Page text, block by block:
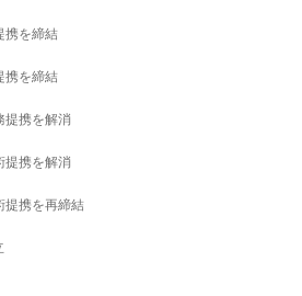
携を締結
携を締結
提携を解消
提携を解消
提携を再締結